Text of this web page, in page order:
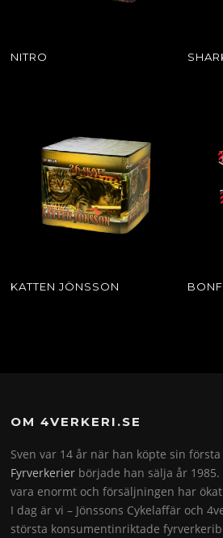
NITRO
KATTEN JÖNSSON
OM 4VERKERI.SE
Sven var 14 år när han köpte sin
Fyrverkerier började han sälja år
vara enormt och försäljningen har
I dag är vi – Jönssons Cykelaffär och
största konsumentinriktade